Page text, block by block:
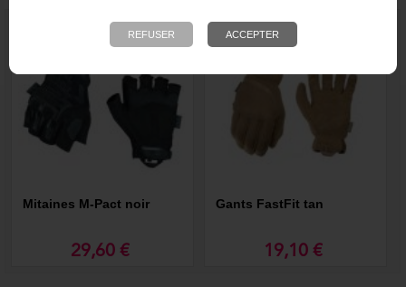
Mitaines M-Pact noir
29,60 €
Gants FastFit tan
19,10 €